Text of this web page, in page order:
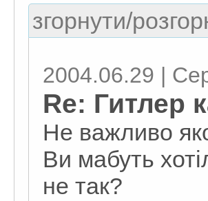
згорнути/
2004.06.29 |
Re: Гитлер
Не важливо
Ви мабуть
не так?